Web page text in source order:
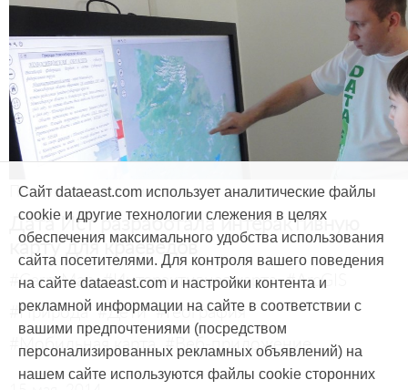
Продукты и услуги
Дата Ист разработала интерактивную
карту для краеведов
#CarryMap #Интерактивная карта #ArcGIS
#Природа #Дети #География
#Мобильная карта #Веб-приложение
Сайт dataeast.com использует аналитические файлы
cookie и другие технологии слежения в целях
обеспечения максимального удобства использования
сайта посетителями. Для контроля вашего поведения
на сайте dataeast.com и настройки контента и
рекламной информации на сайте в соответствии с
вашими предпочтениями (посредством
персонализированных рекламных объявлений) на
нашем сайте используются файлы cookie сторонних